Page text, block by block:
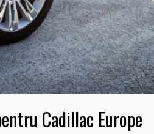
Cadillac Europe